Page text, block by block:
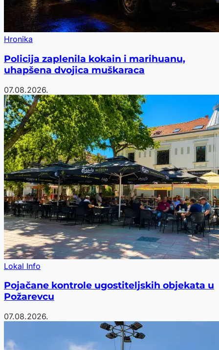
Hronika
Policija zaplenila kokain i marihuanu,
uhapšena dvojica muškaraca
07.08.2026.
Lokal Info
Pojačane kontrole ugostiteljskih objekata u
Požarevcu
07.08.2026.